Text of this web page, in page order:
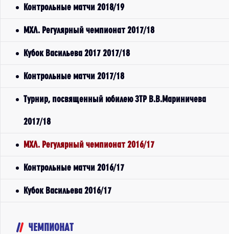
Контрольные матчи 2018/19
МХЛ. Регулярный чемпионат 2017/18
Кубок Васильева 2017 2017/18
Контрольные матчи 2017/18
Турнир, посвященный юбилею ЗТР В.В.Мариничева
2017/18
МХЛ. Регулярный чемпионат 2016/17
Контрольные матчи 2016/17
Кубок Васильева 2016/17
ЧЕМПИОНАТ